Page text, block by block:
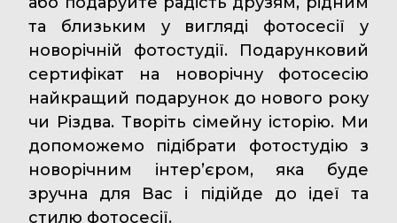
та близьким у вигляді фотосесії у
новорічній фотостудії. Подарунковий
сертифікат на новорічну фотосесію
найкращий подарунок до нового року
чи Різдва. Творіть сімейну історію. Ми
допоможемо підібрати фотостудію з
новорічним інтер’єром, яка буде
зручна для Вас і підійде до ідеї та
стилю фотосесії.